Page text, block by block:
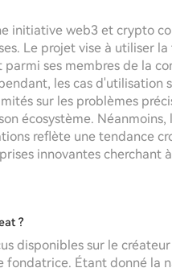
initiative web3 et crypto
Le projet vise à utiliser
ses membres de la
les cas
sur les problèmes
écosystème.
reflète une tendance
innovantes cherchant
?
disponibles sur le
fondatrice. Étant donné la